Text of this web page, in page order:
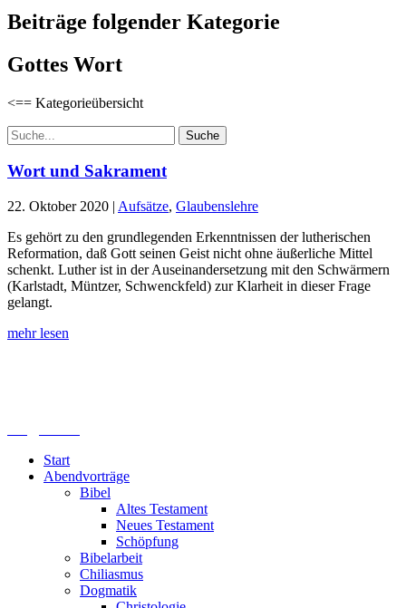
Beiträge folgender Kategorie
Gottes Wort
<== Kategorieübersicht
Suchen
nach:
Wort und Sakrament
22. Oktober 2020 | Aufsätze, Glaubenslehre
Es gehört zu den grundlegenden Erkenntnissen der lutherischen
Reformation, daß Gott seinen Geist nicht ohne äußerliche Mittel
schenkt. Luther ist in der Auseinandersetzung mit den Schwärmern
(Karlstadt, Müntzer, Schwenckfeld) zur Klarheit in dieser Frage
gelangt.
mehr lesen
Start
Abendvorträge
Bibel
Altes Testament
Neues Testament
Schöpfung
Bibelarbeit
Chiliasmus
Dogmatik